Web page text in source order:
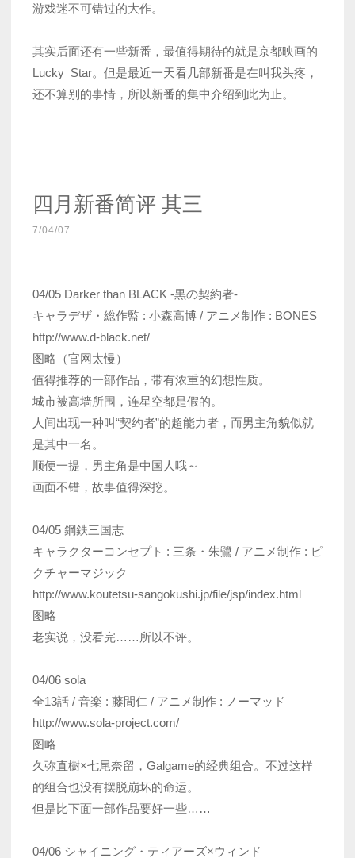
游戏迷不可错过的大作。
其实后面还有一些新番，最值得期待的就是京都映画的
Lucky Star。但是最近一天看几部新番是在叫我头疼，
还不算别的事情，所以新番的集中介绍到此为止。
四月新番简评 其三
7/04/07
04/05 Darker than BLACK -黒の契約者-
キャラデザ・総作監 : 小森高博 / アニメ制作 : BONES
http://www.d-black.net/
图略（官网太慢）
值得推荐的一部作品，带有浓重的幻想性质。
城市被高墙所围，连星空都是假的。
人间出现一种叫“契约者”的超能力者，而男主角貌似就
是其中一名。
顺便一提，男主角是中国人哦～
画面不错，故事值得深挖。
04/05 鋼鉄三国志
キャラクターコンセプト : 三条・朱鷺 / アニメ制作 : ピ
クチャーマジック
http://www.koutetsu-sangokushi.jp/file/jsp/index.html
图略
老实说，没看完……所以不评。
04/06 sola
全13話 / 音楽 : 藤間仁 / アニメ制作 : ノーマッド
http://www.sola-project.com/
图略
久弥直樹×七尾奈留，Galgame的经典组合。不过这样
的组合也没有摆脱崩坏的命运。
但是比下面一部作品要好一些……
04/06 シャイニング・ティアーズ×ウィンド